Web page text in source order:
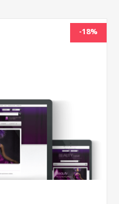
-18%